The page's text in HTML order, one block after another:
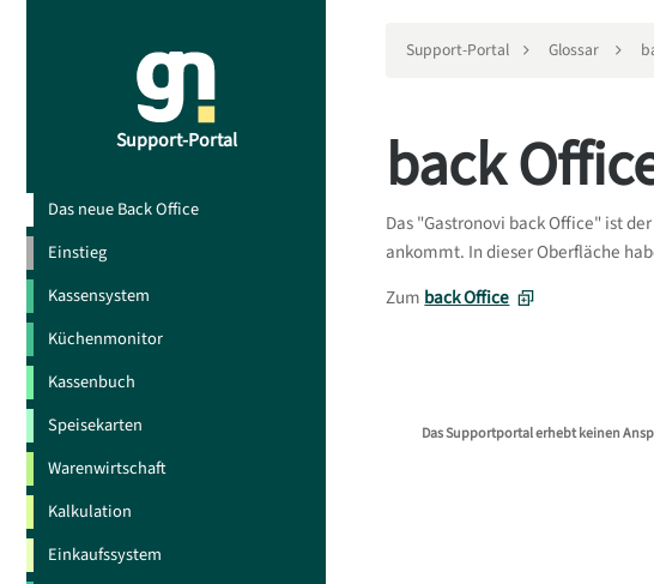
Support-Portal
Das neue Back Office
Einstieg
Kassensystem
Küchenmonitor
Kassenbuch
Speisekarten
Warenwirtschaft
Kalkulation
Einkaufssystem
Support-Portal Glossar
back
Das "Gastronovi back Office" ist
ankommt. In dieser Oberfläche
Zumback Office
Das Supportportal erhebt keinen